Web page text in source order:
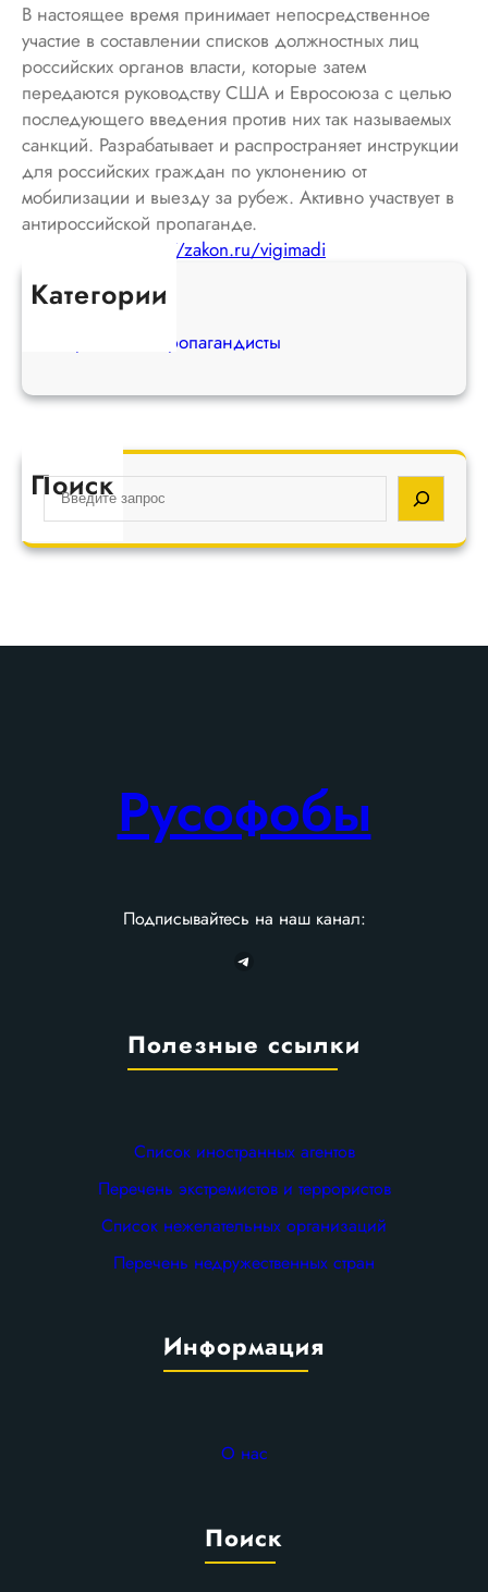
В настоящее время принимает непосредственное
участие в составлении списков должностных лиц
российских органов власти, которые затем
передаются руководству США и Евросоюза с целью
последующего введения против них так называемых
санкций. Разрабатывает и распространяет инструкции
для российских граждан по уклонению от
мобилизации и выезду за рубеж. Активно участвует в
антироссийской пропаганде.
https://zakon.ru/vigimadi
Категории
Экстремисты
Вражеские пропагандисты
Поиск
S
e
a
Русофобы
Подписывайтесь на наш канал:
Telegram
Полезные ссылки
Список иностранных агентов
Перечень экстремистов и террористов
Список нежелательных организаций
Перечень недружественных стран
Информация
О нас
Поиск